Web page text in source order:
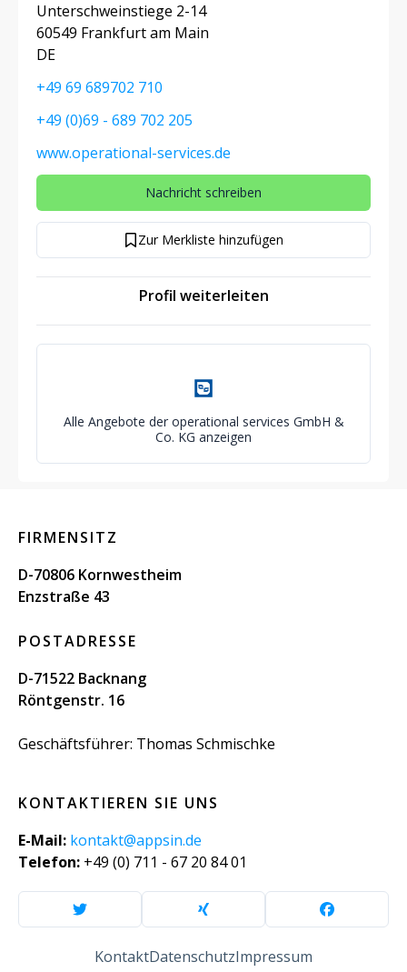
Unterschweinstiege 2-14
60549 Frankfurt am Main
DE
+49 69 689702 710
+49 (0)69 - 689 702 205
www.operational-services.de
Nachricht schreiben
Zur Merkliste hinzufügen
Profil weiterleiten
Alle Angebote der operational services GmbH &
Co. KG anzeigen
FIRMENSITZ
D-70806 Kornwestheim
Enzstraße 43
POSTADRESSE
D-71522 Backnang
Röntgenstr. 16
Geschäftsführer: Thomas Schmischke
KONTAKTIEREN SIE UNS
E-Mail: kontakt@appsin.de
Telefon: +49 (0) 711 - 67 20 84 01
KontaktDatenschutzImpressum